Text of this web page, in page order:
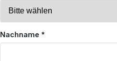
Nachname *